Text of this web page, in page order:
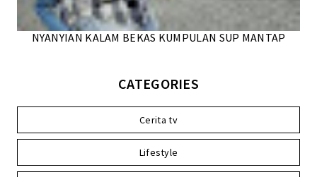
NYANYIAN KALAM BEKAS KUMPULAN SUP MANTAP
CATEGORIES
Cerita tv
Lifestyle